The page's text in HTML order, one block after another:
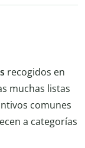
recogidos en
muchas listas
comunes
a categorías